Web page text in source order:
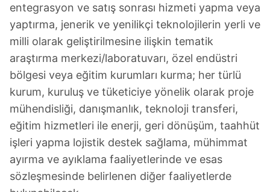
entegrasyon ve satış sonrası hizmeti yapma veya
yaptırma, jenerik ve yenilikçi teknolojilerin yerli ve
milli olarak geliştirilmesine ilişkin tematik
araştırma merkezi/laboratuvarı, özel endüstri
bölgesi veya eğitim kurumları kurma; her türlü
kurum, kuruluş ve tüketiciye yönelik olarak proje
mühendisliği, danışmanlık, teknoloji transferi,
eğitim hizmetleri ile enerji, geri dönüşüm, taahhüt
işleri yapma lojistik destek sağlama, mühimmat
ayırma ve ayıklama faaliyetlerinde ve esas
sözleşmesinde belirlenen diğer faaliyetlerde